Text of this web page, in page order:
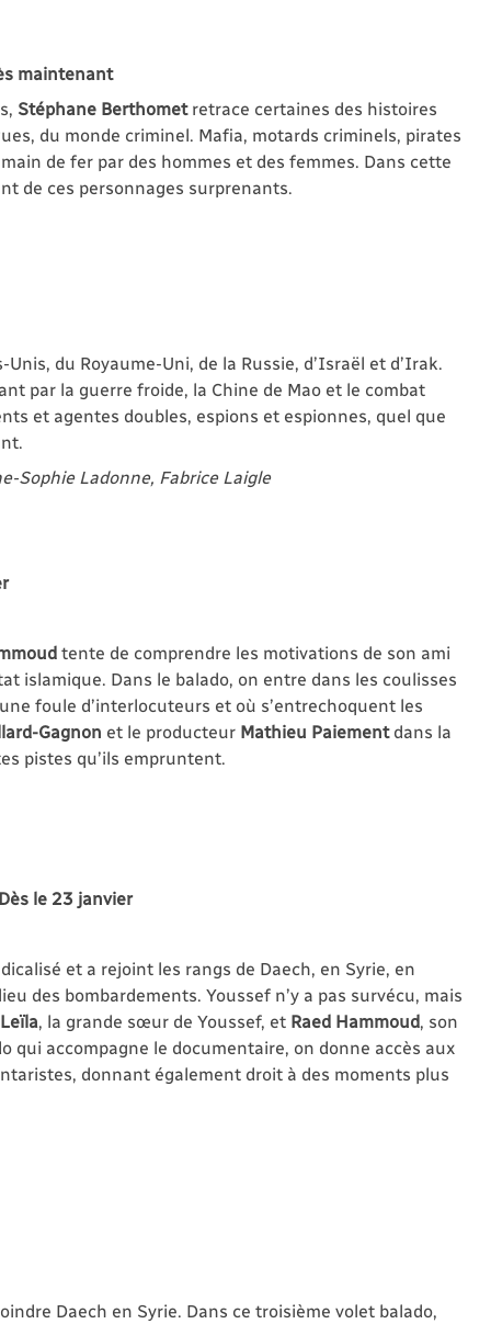
maintenant
Stéphane Berthometretrace certaines des histoires
du monde criminel. Mafia, motards criminels, pirates
de fer par des hommes et des femmes. Dans cette
de ces personnages surprenants.
du Royaume-Uni, de la Russie, d’Israël et d’Irak.
par la guerre froide, la Chine de Mao et le combat
et agentes doubles, espions et espionnes, quel que
Sophie Ladonne, Fabrice Laigle
tente de comprendre les motivations de son ami
islamique. Dans le balado, on entre dans les coulisses
foule d’interlocuteurs et où s’entrechoquent les
Gagnon et le producteur Mathieu Paiementdans la
pistes qu’ils empruntent.
le 23 janvier
et a rejoint les rangs de Daech, en Syrie, en
des bombardements. Youssef n’y a pas survécu, mais
Leïla, la grande sœur de Youssef, et Raed Hammoud, son
qui accompagne le documentaire, on donne accès aux
donnant également droit à des moments plus
Daech en Syrie. Dans ce troisième volet balado,